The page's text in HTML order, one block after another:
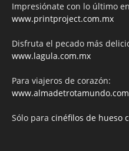
Impresiónate con lo último
www.printproject.com.mx
Disfruta el pecado más
www.lagula.com.mx
Para viajeros de corazón:
www.almadetrotamundo.com
Sólo para cinéfilos de hueso